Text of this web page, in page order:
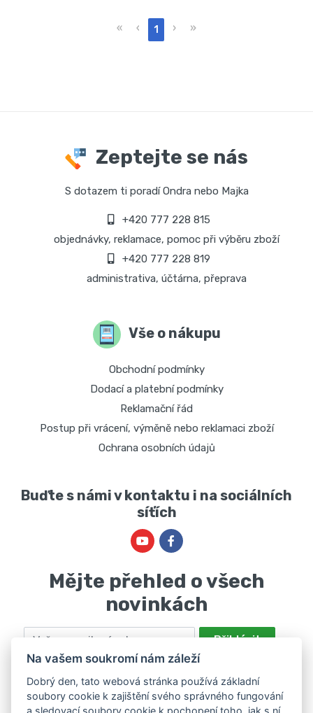
« ‹ 1 › »
Zeptejte se nás
S dotazem ti poradí Ondra nebo Majka
+420 777 228 815
objednávky, reklamace, pomoc při výběru zboží
+420 777 228 819
administrativa, účtárna, přeprava
Vše o nákupu
Obchodní podmínky
Dodací a platební podmínky
Reklamační řád
Postup při vrácení, výměně nebo reklamaci zboží
Ochrana osobních údajů
Buďte s námi v kontaktu i na sociálních
síťích
Mějte přehled o všech
novinkách
Email Přihlásit
Odesláním souhlasíte se zpracováním osobních údajů za účelem
nabízení a zpracování marketingových nabídek společností Marie
Haščáková, IČ: 48488861 se sídlem Bánov 697. Máte právo svůj
Na vašem soukromí nám záleží
Dobrý den, tato webová stránka používá základní
soubory cookie k zajištění svého správného fungování
a sledovací soubory cookie k pochopení toho, jak s ní